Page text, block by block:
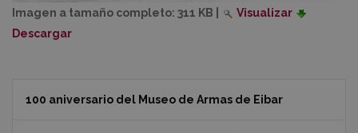
Imagen a tamaño completo: 311 KB
Visualizar
Descargar
100 aniversario del Museo de Armas de Eibar